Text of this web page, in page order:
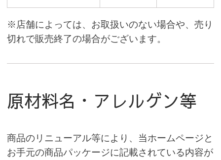
※店舗によっては、お取扱いのない場合や、売り
切れで販売終了の場合がございます。
原材料名・アレルゲン等
商品のリニューアル等により、当ホームページと
お手元の商品パッケージに記載されている内容が